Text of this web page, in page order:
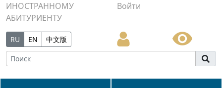
ИНОСТРАННОМУ
АБИТУРИЕНТУ
Войти
RU EN 中文版